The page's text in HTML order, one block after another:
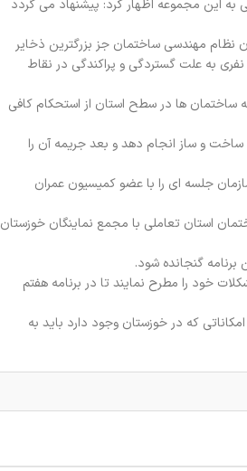
این مجموعه اظهار کرد: پیشنهاد می گردد
نظام مهندسی ساختمان جز بزرگترین ذخایر
های کشور و از ارکان مهم غیر حاکمیتی کشور است و در خوزستان با جمعیت فرهیخته 20 هزار نفری به علت گستردگی و پراکندگی در نقاط
ساختمان ها در سطح استان از استحکام کافی
مقررات یک ساخت و ساز انجام دهد و بعد جریمه آن را
جلسه ای را با عضو کمیسیون عمران
استان تعاملی با مجمع نماینگان خوزستان
گنجانده شود.
خود را مطرح نمایند تا در برنامه هفتم
که در خوزستان وجود دارد باید به